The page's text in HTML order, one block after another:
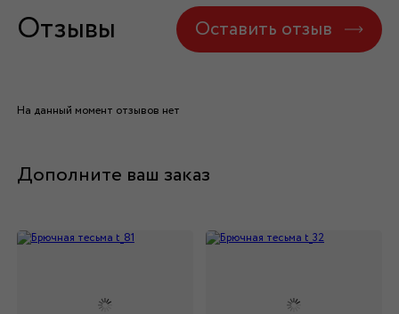
Отзывы Оставить отзыв
На данный момент отзывов нет
Дополните ваш заказ